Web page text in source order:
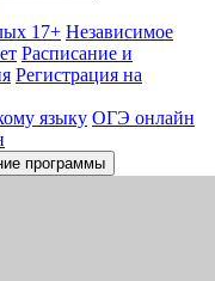
17+ Независимое
Расписание и
Регистрация на
языку ОГЭ онлайн
программы